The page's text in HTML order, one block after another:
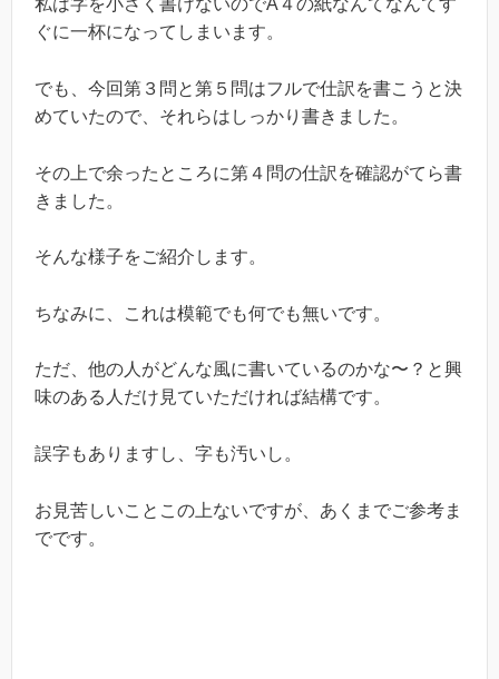
私は字を小さく書けないのでA４の紙なんてなんてす
ぐに一杯になってしまいます。
でも、今回第３問と第５問はフルで仕訳を書こうと決
めていたので、それらはしっかり書きました。
その上で余ったところに第４問の仕訳を確認がてら書
きました。
そんな様子をご紹介します。
ちなみに、これは模範でも何でも無いです。
ただ、他の人がどんな風に書いているのかな〜？と興
味のある人だけ見ていただければ結構です。
誤字もありますし、字も汚いし。
お見苦しいことこの上ないですが、あくまでご参考ま
でです。